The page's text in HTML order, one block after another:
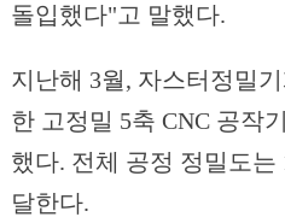
돌입했다"고 말했다.
지난해 3월, 자스터정밀
한 고정밀 5축 CNC 공작
했다. 전체 공정 정밀도는
달한다.